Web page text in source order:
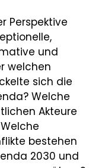
Perspektive
und
welchen
sich die
Welche
Akteure
bestehen
2030 und